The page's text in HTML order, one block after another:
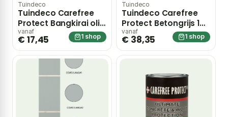
Tuindeco
Tuindeco Carefree
Protect Bangkirai olie
0,75 liter – hout
vanaf
€ 17,45 1 shop
Tuindeco
Tuindeco Carefree
Protect Betongrijs 1
liter – hout
vanaf
€ 38,35 1 shop